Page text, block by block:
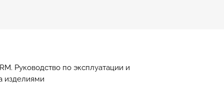
Руководство по эксплуатации и
изделиями